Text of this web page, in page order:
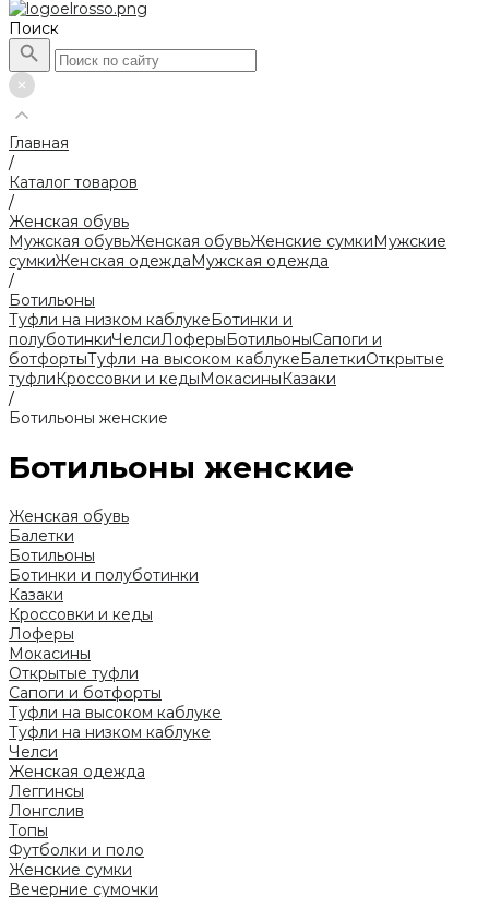
Поиск
Главная
/
Каталог товаров
/
Женская обувь
Мужская обувьЖенская обувьЖенские сумкиМужские
сумкиЖенская одеждаМужская одежда
/
Ботильоны
Туфли на низком каблукеБотинки и
полуботинкиЧелсиЛоферыБотильоныСапоги и
ботфортыТуфли на высоком каблукеБалеткиОткрытые
туфлиКроссовки и кедыМокасиныКазаки
/
Ботильоны женские
Ботильоны женские
Женская обувь
Балетки
Ботильоны
Ботинки и полуботинки
Казаки
Кроссовки и кеды
Лоферы
Мокасины
Открытые туфли
Сапоги и ботфорты
Туфли на высоком каблуке
Туфли на низком каблуке
Челси
Женская одежда
Леггинсы
Лонгслив
Топы
Футболки и поло
Женские сумки
Вечерние сумочки